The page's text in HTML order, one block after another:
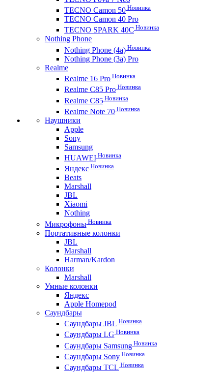
TECNO Camon 50 Новинка
TECNO Camon 40 Pro
TECNO SPARK 40C Новинка
Nothing Phone
Nothing Phone (4a) Новинка
Nothing Phone (3a) Pro
Realme
Realme 16 Pro Новинка
Realme C85 Pro Новинка
Realme C85 Новинка
Realme Note 70 Новинка
Наушники
Apple
Sony
Samsung
HUAWEI Новинка
Яндекс Новинка
Beats
Marshall
JBL
Xiaomi
Nothing
Микрофоны Новинка
Портативные колонки
JBL
Marshall
Harman/Kardon
Колонки
Marshall
Умные колонки
Яндекс
Apple Homepod
Саундбары
Саундбары JBL Новинка
Саундбары LG Новинка
Саундбары Samsung Новинка
Саундбары Sony Новинка
Саундбары TCL Новинка